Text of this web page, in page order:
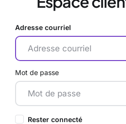
Adresse courriel
Mot de passe
Rester connecté